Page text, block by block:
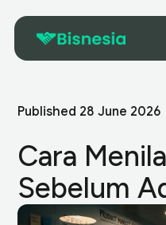
Published 28 June 2026
Cara
Sebelum